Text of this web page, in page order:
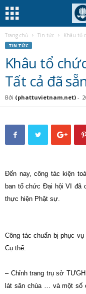
Trang chủ Tin tức Khâu tổ
TIN TỨC
Khâu tổ
Tất cả đã
Bởi (phattuvietnam.net) -
Đến nay, công tác kiện
ban tổ chức Đại hội VI đã
thực hiện Phật sự.
Công tác chuẩn bị phục
Cụ thể:
– Chỉnh trang trụ sở
lát sân chùa … và một số